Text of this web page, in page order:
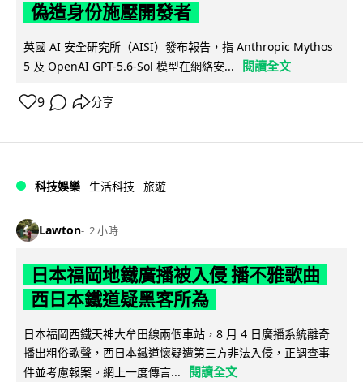
偽造身份施壓開發者
英國 AI 安全研究所（AISI）發布報告，指 Anthropic Mythos
5 及 OpenAI GPT-5.6-Sol 模型在網絡安...
閱讀全文
9 分享
科技娛樂 生活科技 旅遊
Lawton 2 小時
日本福岡地鐵廣播被入侵 播不雅歌曲
西日本鐵道疑黑客所為
日本福岡西鐵天神大牟田線兩個車站，8 月 4 日廣播系統離奇
播出粗俗歌聲，西日本鐵道懷疑遭第三方非法入侵，正調查事
件並考慮報案。網上一度傳言...
閱讀全文